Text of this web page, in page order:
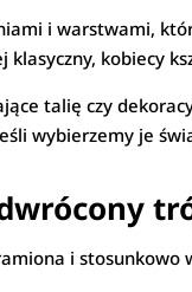
i warstwami,
kobiecy
talię czy
wybierzemy je
i